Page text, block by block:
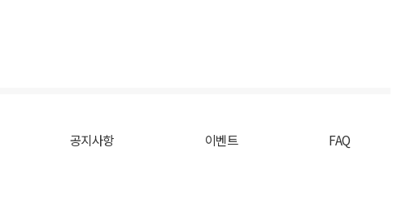
공지사항 이벤트 FAQ